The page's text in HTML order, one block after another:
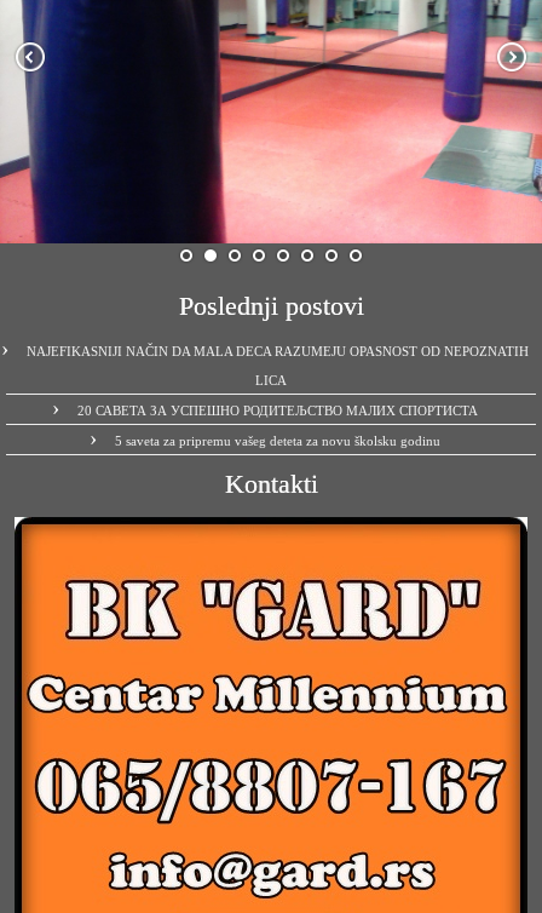
Poslednji postovi
NAJEFIKASNIJI NAČIN DA MALA DECA RAZUMEJU OPASNOST OD NEPOZNATIH
LICA
20 САВЕТА ЗА УСПЕШНО РОДИТЕЉСТВО МАЛИХ СПОРТИСТА
5 saveta za pripremu vašeg deteta za novu školsku godinu
Kontakti